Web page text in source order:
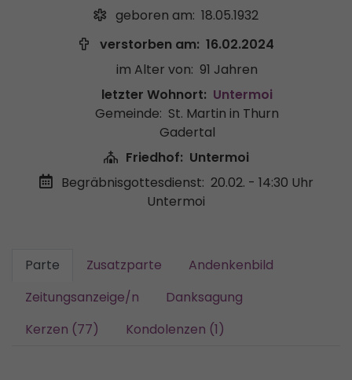
geboren am: 18.05.1932
verstorben am: 16.02.2024
im Alter von: 91 Jahren
letzter Wohnort: Untermoi
Gemeinde: St. Martin in Thurn
Gadertal
Friedhof: Untermoi
Begräbnisgottesdienst: 20.02. - 14:30 Uhr
Untermoi
Parte Zusatzparte
Andenkenbild
Zeitungsanzeige/n
Danksagung
Kerzen (77)
Kondolenzen (1)